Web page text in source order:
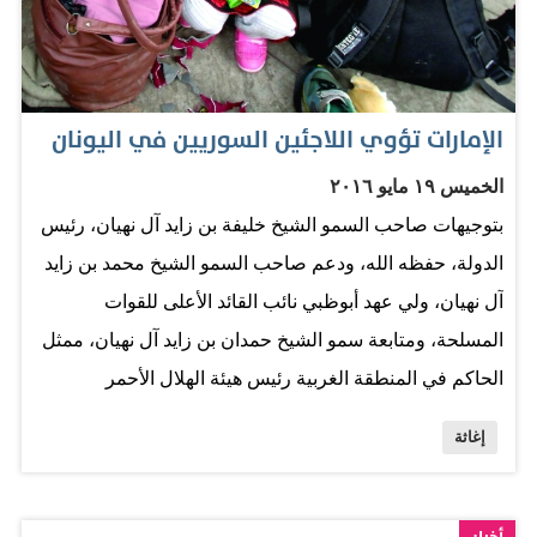
الإمارات تؤوي اللاجئين السوريين في اليونان
الخميس ١٩ مايو ٢٠١٦
بتوجيهات صاحب السمو الشيخ خليفة بن زايد آل نهيان، رئيس
الدولة، حفظه الله، ودعم صاحب السمو الشيخ محمد بن زايد
آل نهيان، ولي عهد أبوظبي نائب القائد الأعلى للقوات
المسلحة، ومتابعة سمو الشيخ حمدان بن زايد آل نهيان، ممثل
الحاكم في المنطقة الغربية رئيس هيئة الهلال الأحمر
المخيم بالسرعة التي تتطلبها ظروف اللاجئين الحالية، حيث
إغاثة